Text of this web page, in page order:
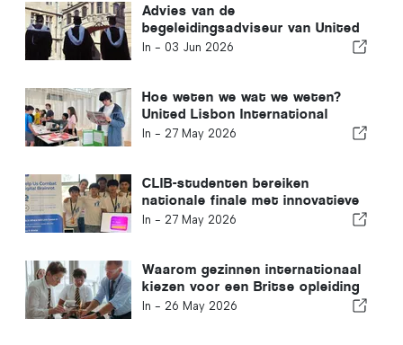
Advies van de
begeleidingsadviseur van United
Lisbon International School
In - 03 Jun 2026
Hoe weten we wat we weten?
United Lisbon International
School organiseert jaarlijkse
In - 27 May 2026
CLIB-studenten bereiken
nationale finale met innovatieve
onderwijs-app
In - 27 May 2026
Waarom gezinnen internationaal
kiezen voor een Britse opleiding
van wereldklasse: 5 belangrijke
In - 26 May 2026